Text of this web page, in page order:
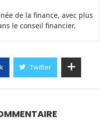
de la finance, avec plus
le conseil financier.
Twitter